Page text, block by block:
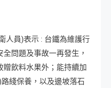
人員)表示 : 台鐵為維護行
問題及事故一再發生，
飲料水果外；能持續加
綫保養，以及邊坡落石